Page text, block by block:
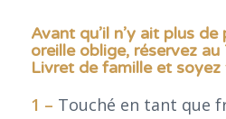
Avant qu’il n’y ait plus
oreille oblige, réservez
Livret de famille et soyez
1 – Touché en tant que